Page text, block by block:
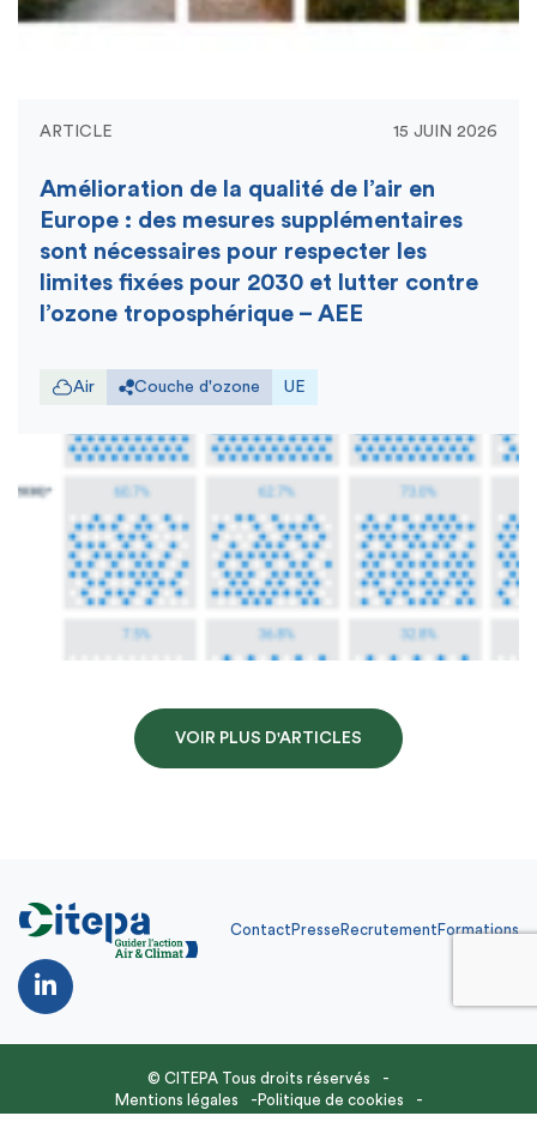
Presse Recrutement Formations
ARTICLE 15 JUIN 2026
Amélioration de la qualité de l’air en
Europe : des mesures supplémentaires
sont nécessaires pour respecter les
limites fixées pour 2030 et lutter contre
l’ozone troposphérique – AEE
Air Couche d'ozone UE
VOIR PLUS D'ARTICLES
Contact Presse Recrutement Formations
© CITEPA Tous droits réservés
Mentions légales
Politique de cookies